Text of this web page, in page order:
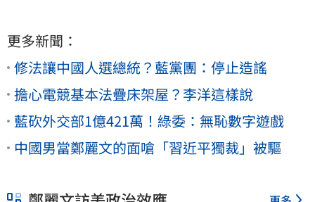
更多新聞：
修法讓中國人選總統？藍黨團：停止造謠
擔心電競基本法疊床架屋？李洋這樣說
藍砍外交部1億421萬！綠委：無恥數字遊戲
中國男當鄭麗文的面嗆「習近平獨裁」被驅